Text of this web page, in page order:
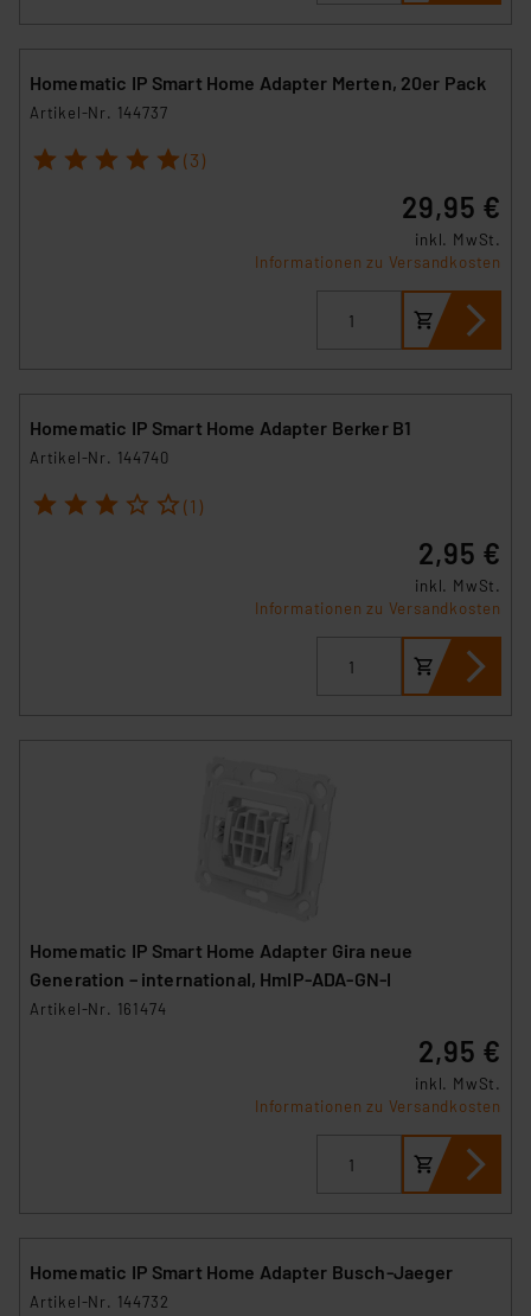
Homematic IP Smart Home Adapter Merten, 20er Pack
Artikel-Nr. 144737
1 2 3 4 5 (3)
29,95 €
inkl. MwSt.
Informationen zu Versandkosten
Homematic IP Smart Home Adapter Berker B1
Artikel-Nr. 144740
1 2 3 4 5 (1)
2,95 €
inkl. MwSt.
Informationen zu Versandkosten
Homematic IP Smart Home Adapter Gira neue
Generation – international, HmIP-ADA-GN-I
Artikel-Nr. 161474
2,95 €
inkl. MwSt.
Informationen zu Versandkosten
Homematic IP Smart Home Adapter Busch-Jaeger
Artikel-Nr. 144732